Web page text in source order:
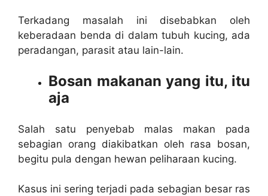
Terkadang masalah ini disebabkan oleh
keberadaan benda di dalam tubuh kucing, ada
peradangan, parasit atau lain-lain.
Bosan makanan yang itu, itu
aja
Salah satu penyebab malas makan pada
sebagian orang diakibatkan oleh rasa bosan,
begitu pula dengan hewan peliharaan kucing.
Kasus ini sering terjadi pada sebagian besar ras